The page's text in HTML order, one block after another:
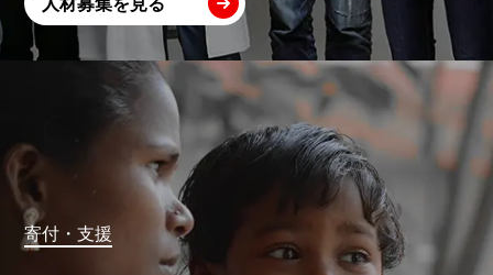
寄付・支援